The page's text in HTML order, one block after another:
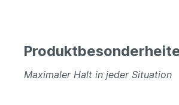
Maximaler Halt in jeder Situation